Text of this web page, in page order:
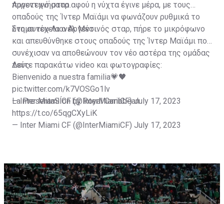
Αργεντινό σταρ.
πυροτεχνήματα αφού η νύχτα έγινε μέρα, με τους
οπαδούς της Ίντερ Μαϊάμι να φωνάζουν ρυθμικά το
όνομα του Λιονέλ Μέσι.
Στη συνέχεια ο Αργεντινός σταρ, πήρε το μικρόφωνο
και απευθύνθηκε στους οπαδούς της Ίντερ Μαϊάμι που
συνέχισαν να αποθεώνουν τον νέο αστέρα της ομάδας
τους.
Δείτε παρακάτω video και φωτογραφίες:
Bienvenido a nuestra familia💗🖤
pic.twitter.com/k7VOSGo1lv
— Inter Miami CF (@InterMiamiCF)July 17, 2023
La PresentaSÍon by Royal Caribbean
https://t.co/65qgCXyLiK
— Inter Miami CF (@InterMiamiCF) July 17, 2023